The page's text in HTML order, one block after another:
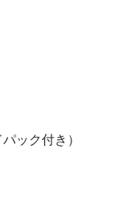
ック付き）